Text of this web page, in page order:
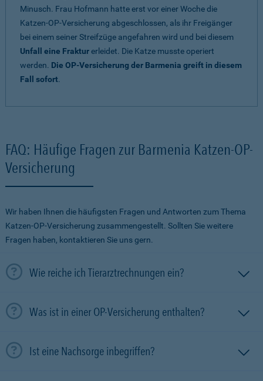
Minusch. Frau Hofmann hatte erst vor einer Woche die
Katzen-OP-Versicherung abgeschlossen, als ihr Freigänger
bei einem seiner Streifzüge angefahren wird und bei diesem
Unfall eine Frakturerleidet. Die Katze musste operiert
werden. Die OP-Versicherung der Barmenia greift in diesem
Fall sofort.
FAQ: Häufige Fragen zur Barmenia Katzen-OP-
Versicherung
Wir haben Ihnen die häufigsten Fragen und Antworten zum Thema
Katzen-OP-Versicherung zusammengestellt. Sollten Sie weitere
Fragen haben, kontaktieren Sie uns gern.
Wie reiche ich Tierarztrechnungen ein?
Was ist in einer OP-Versicherung enthalten?
Ist eine Nachsorge inbegriffen?